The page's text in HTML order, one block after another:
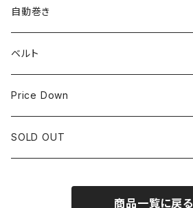
CITIZEN
25mm~29.9mm
30mm~34.9mm
35mm~39.9mm
40mm~
自動巻き
ベルト
HIRSCHベルト
SSブレスレット
Price Down
SOLD OUT
商品一覧に戻る